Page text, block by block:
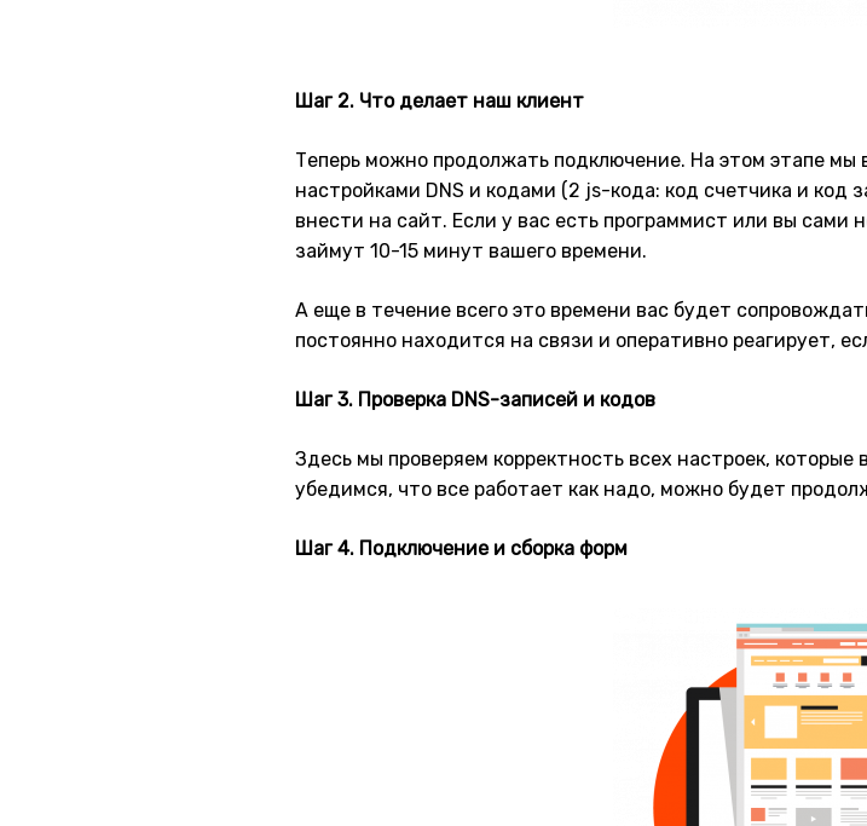
Шаг 2. Что делает наш клиент
Теперь можно продолжать подключение. На этом этапе
настройками DNS и кодами (2 js-кода: код счетчика и код
внести на сайт. Если у вас есть программист или вы сами
займут 10-15 минут вашего времени.
А еще в течение всего это времени вас будет
постоянно находится на связи и оперативно реагирует,
Шаг 3. Проверка DNS-записей и кодов
Здесь мы проверяем корректность всех настроек,
убедимся, что все работает как надо, можно будет
Шаг 4. Подключение и сборка форм